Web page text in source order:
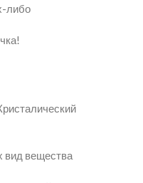
либо
вид вещества